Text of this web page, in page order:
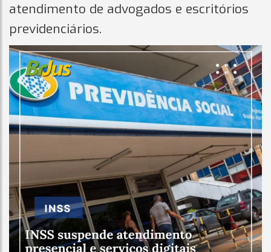
atendimento de advogados e escritórios
previdenciários.